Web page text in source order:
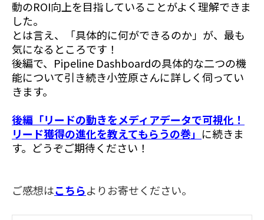
動のROI向上を目指していることがよく理解できま
した。
とは言え、「具体的に何ができるのか」が、最も
気になるところです！
後編で、Pipeline Dashboardの具体的な二つの機
能について引き続き小笠原さんに詳しく伺ってい
きます。
後編「リードの動きをメディアデータで可視化！
リード獲得の進化を教えてもらうの巻」 に続きま
す。どうぞご期待ください！
ご感想はこちらよりお寄せください。